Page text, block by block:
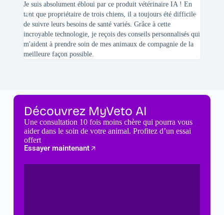
Je suis absolument ébloui par ce produit vétérinaire IA ! En
tant que propriétaire de trois chiens, il a toujours été difficile
de suivre leurs besoins de santé variés. Grâce à cette
incroyable technologie, je reçois des conseils personnalisés qui
m'aident à prendre soin de mes animaux de compagnie de la
meilleure façon possible.
Découvrez MyVeto AI
Une consultation 10 fois moins chère qui pourra vous
aider dans le soin de votre animal. Profitez d’un essai
offert
Essayer maintenant